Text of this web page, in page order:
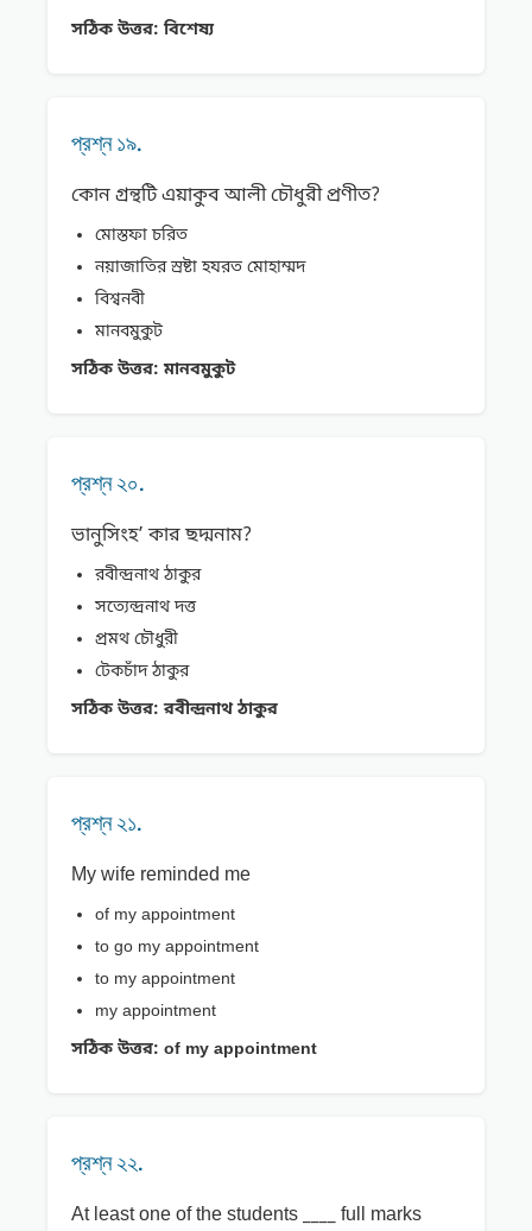
সঠিক উত্তর: বিশেষ্য
প্রশ্ন ১৯.
কোন গ্রন্থটি এয়াকুব আলী চৌধুরী প্রণীত?
মোস্তফা চরিত
নয়াজাতির স্রষ্টা হযরত মোহাম্মদ
বিশ্বনবী
মানবমুকুট
সঠিক উত্তর: মানবমুকুট
প্রশ্ন ২০.
ভানুসিংহ’ কার ছদ্মনাম?
রবীন্দ্রনাথ ঠাকুর
সত্যেন্দ্রনাথ দত্ত
প্রমথ চৌধুরী
টেকচাঁদ ঠাকুর
সঠিক উত্তর: রবীন্দ্রনাথ ঠাকুর
প্রশ্ন ২১.
My wife reminded me
of my appointment
to go my appointment
to my appointment
my appointment
সঠিক উত্তর: of my appointment
প্রশ্ন ২২.
At least one of the students ____ full marks